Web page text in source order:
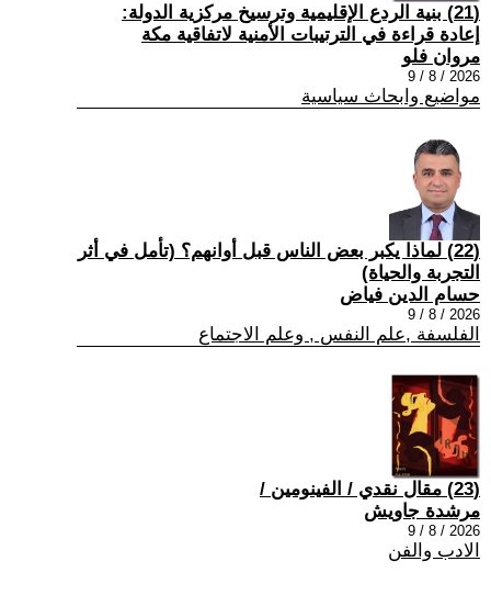
(21) بنية الردع الإقليمية وترسيخ مركزية الدولة:
إعادة قراءة في الترتيبات الأمنية لاتفاقية مكة
مروان فلو
2026 / 8 / 9
مواضيع وابحاث سياسية
(22) لماذا يكبر بعض الناس قبل أوانهم؟ (تأمل في أثر
التجربة والحياة)
حسام الدين فياض
2026 / 8 / 9
الفلسفة ,علم النفس , وعلم الاجتماع
(23) مقال نقدي / الفينومين /
مرشدة جاويش
2026 / 8 / 9
الادب والفن